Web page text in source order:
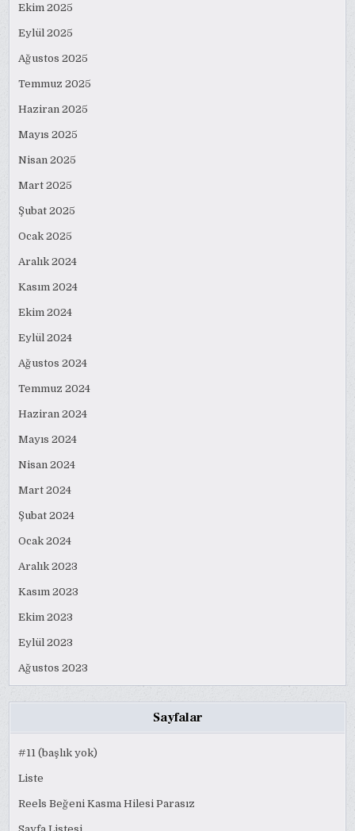
Ekim 2025
Eylül 2025
Ağustos 2025
Temmuz 2025
Haziran 2025
Mayıs 2025
Nisan 2025
Mart 2025
Şubat 2025
Ocak 2025
Aralık 2024
Kasım 2024
Ekim 2024
Eylül 2024
Ağustos 2024
Temmuz 2024
Haziran 2024
Mayıs 2024
Nisan 2024
Mart 2024
Şubat 2024
Ocak 2024
Aralık 2023
Kasım 2023
Ekim 2023
Eylül 2023
Ağustos 2023
Sayfalar
#11 (başlık yok)
Liste
Reels Beğeni Kasma Hilesi Parasız